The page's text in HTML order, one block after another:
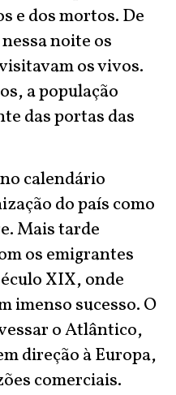
e dos mortos. De
noite os
os vivos.
a população
das portas das
calendário
do país como
Mais tarde
os emigrantes
XIX, onde
imenso sucesso. O
o Atlântico,
direção à Europa,
comerciais.